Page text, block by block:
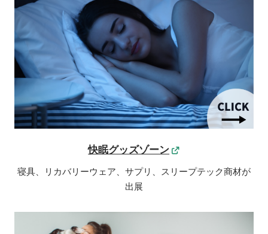
快眠グッズゾーン
寝具、リカバリーウェア、サプリ、スリープテック商材が
出展